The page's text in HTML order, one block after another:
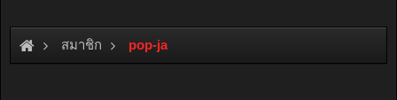
สมาชิก pop-ja